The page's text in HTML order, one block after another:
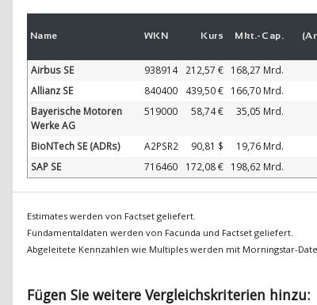
Name WKN Kurs Mkt.- Cap.
Airbus SE 938914 212,57 € 168,27 Mrd.
Allianz SE
840400 439,50 € 166,70 Mrd.
Bayerische Motoren
Werke AG
519000 58,74 € 35,05 Mrd.
BioNTech SE (ADRs) A2PSR2 90,80 $ 19,76 Mrd.
SAP SE
716460 172,08 € 198,62 Mrd.
Estimates werden von Factset geliefert.
Fundamentaldaten werden von Facunda und Factset geliefert.
Abgeleitete Kennzahlen wie Multiples werden mit Morningstar-
Fügen Sie weitere Vergleichskriterien hinzu: